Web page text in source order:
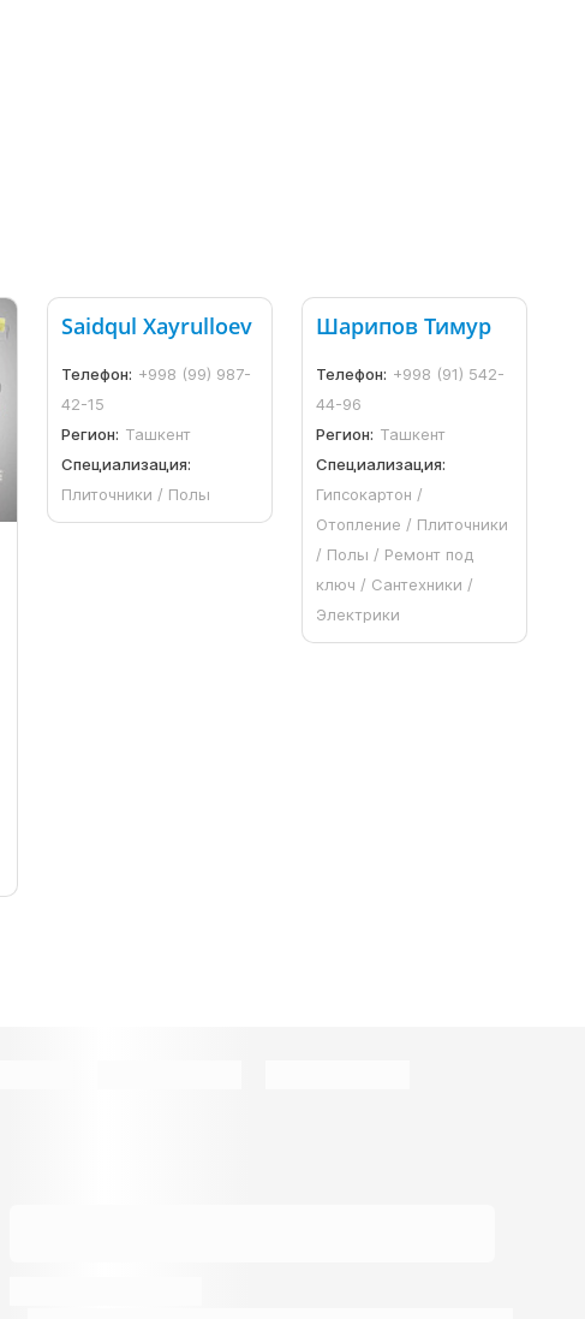
Saidqul Xayrulloev
Телефон: +998 (99) 987-
42-15
Регион: Ташкент
Специализация:
Плиточники / Полы
Шарипов Тимур
Телефон: +998 (91) 542-
44-96
Регион: Ташкент
Специализация:
Гипсокартон /
Отопление / Плиточники
/ Полы / Ремонт под
ключ / Сантехники /
Электрики